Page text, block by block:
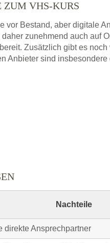
ZUM VHS-KURS
vor Bestand, aber digitale
zunehmend auch auf
Zusätzlich gibt es
Anbieter sind insbesondere
Nachteile
direkte Ansprechpartner